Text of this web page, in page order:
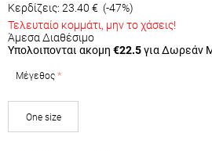
Κερδίζεις: 23.40 €
(-47%)
Τελευταίο κομμάτι, μην το χάσεις!
Άμεσα Διαθέσιμο
Υπολοιπονται ακομη €22.5για Δωρεάν
Μέγεθος
One size